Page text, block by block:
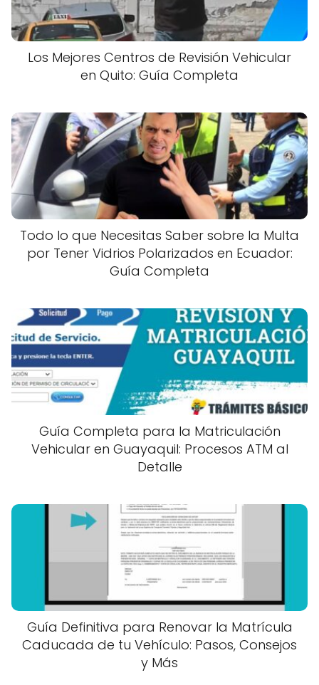
Los Mejores Centros de Revisión Vehicular
en Quito: Guía Completa
Todo lo que Necesitas Saber sobre la Multa
por Tener Vidrios Polarizados en Ecuador:
Guía Completa
Guía Completa para la Matriculación
Vehicular en Guayaquil: Procesos ATM al
Detalle
Guía Definitiva para Renovar la Matrícula
Caducada de tu Vehículo: Pasos, Consejos
y Más